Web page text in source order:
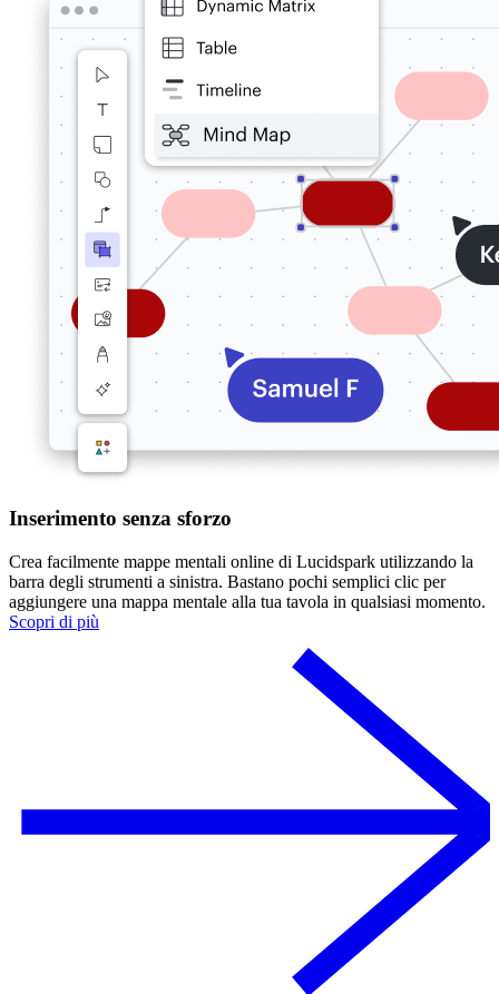
Inserimento senza sforzo
Crea facilmente mappe mentali online di Lucidspark utilizzando la
barra degli strumenti a sinistra. Bastano pochi semplici clic per
aggiungere una mappa mentale alla tua tavola in qualsiasi momento.
Scopri di più